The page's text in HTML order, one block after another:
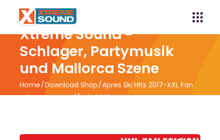
Xtreme Sound -
Schlager, Partymusik
und Mallorca Szene
Home Download Shop Apres Ski Hits 2017-XXL Fan
Edition Box-Set // VÖ 09.12. bei Universal